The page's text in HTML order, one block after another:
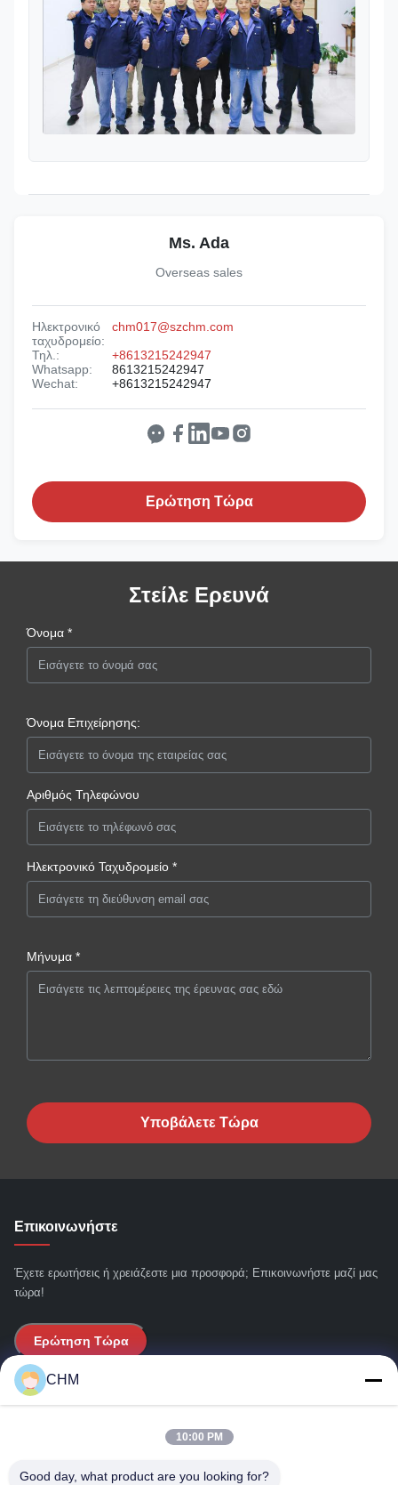
Ms. Ada
Overseas sales
Ηλεκτρονικό
ταχυδρομείο:
chm017@szchm.com
Τηλ.:
+8613215242947
Whatsapp:
8613215242947
Wechat:
+8613215242947
Ερώτηση Τώρα
Στείλε Ερευνά
Όνομα *
Όνομα Επιχείρησης:
Αριθμός Τηλεφώνου
Ηλεκτρονικό Ταχυδρομείο *
Μήνυμα *
Υποβάλετε Τώρα
Επικοινωνήστε
Έχετε ερωτήσεις ή χρειάζεστε μια προσφορά; Επικοινωνήστε μαζί μας
τώρα!
Ερώτηση Τώρα
Γρήγοροι Σύνδεσμοι
Σχετικά με εμάς
CHM
10:00 PM
Good day, what product are you looking for?